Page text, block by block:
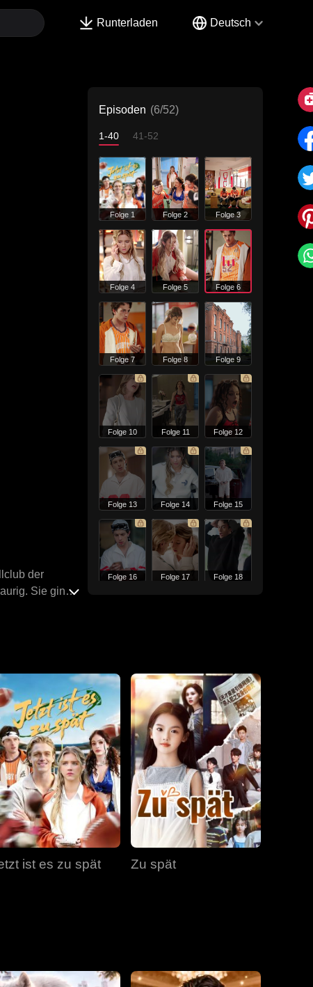
Runterladen Deutsch
der
Sie ging
Episoden (6/52)
1-40 41-52
Folge 1 Folge 2 Folge 3
Folge 4 Folge 5 Folge 6
Folge 7 Folge 8 Folge 9
Folge 10 Folge 11 Folge 12
Folge 13 Folge 14 Folge 15
Folge 16 Folge 17 Folge 18
Folge 22 Folge 23 Folge 24
Folge 25 Folge 26 Folge 27
Folge 28 Folge 29
ist es zu spät Zu spät